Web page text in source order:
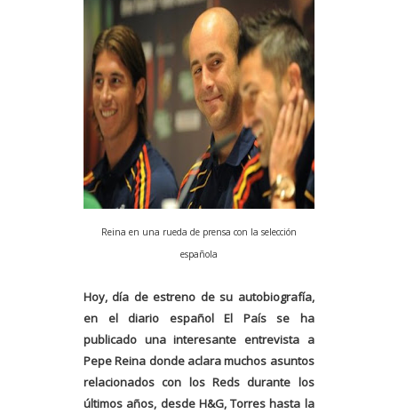
Reina en una rueda de prensa con la selección
española
Hoy, día de estreno de su autobiografía,
en el diario español El País se ha
publicado una interesante entrevista a
Pepe Reina donde aclara muchos asuntos
relacionados con los Reds durante los
últimos años, desde H&G, Torres hasta la